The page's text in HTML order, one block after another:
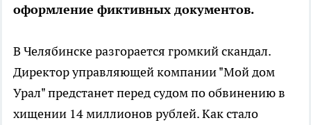
оформление фиктивных документов.
В Челябинске разгорается громкий скандал.
Директор управляющей компании "Мой дом
Урал" предстанет перед судом по обвинению в
хищении 14 миллионов рублей. Как стало